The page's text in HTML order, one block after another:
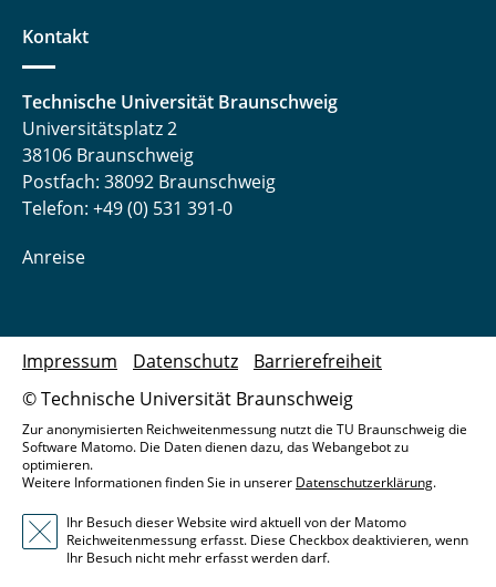
Kontakt
Technische Universität Braunschweig
Universitätsplatz 2
38106 Braunschweig
Postfach: 38092 Braunschweig
Telefon: +49 (0) 531 391-0
Anreise
© Technische Universität Braunschweig
Impressum Datenschutz Barrierefreiheit
Zur anonymisierten Reichweitenmessung nutzt die TU Braunschweig die
Software Matomo. Die Daten dienen dazu, das Webangebot zu
optimieren.
Weitere Informationen finden Sie in unserer Datenschutzerklärung.
Ihr Besuch dieser Website wird aktuell von der Matomo
Reichweitenmessung erfasst. Diese Checkbox deaktivieren, wenn
Ihr Besuch nicht mehr erfasst werden darf.